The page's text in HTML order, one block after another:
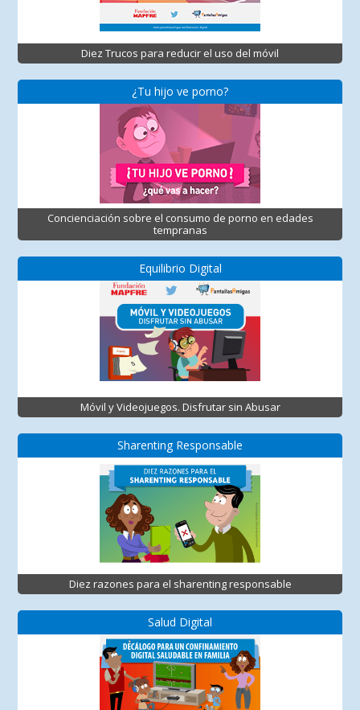
Diez Trucos para reducir el uso del móvil
¿Tu hijo ve porno?
Concienciación sobre el consumo de porno en edades
tempranas
Equilibrio Digital
Móvil y Videojuegos. Disfrutar sin Abusar
Sharenting Responsable
Diez razones para el sharenting responsable
Salud Digital